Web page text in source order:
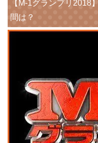
【M-1グランプリ2018
間は？